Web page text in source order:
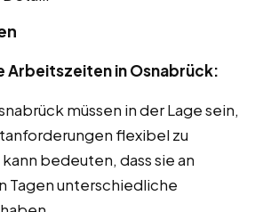
Arbeitszeiten in Osnabrück:
müssen in der Lage sein,
flexibel zu
bedeuten, dass sie an
Tagen unterschiedliche